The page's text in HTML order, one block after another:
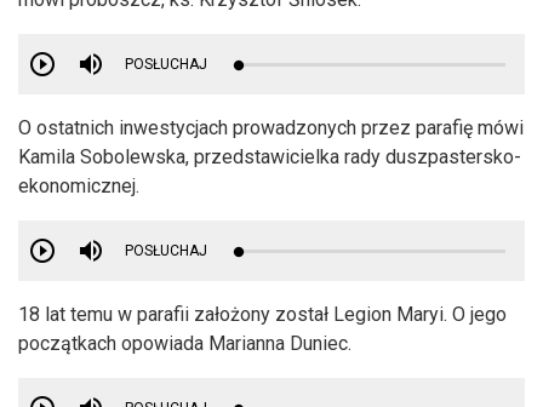
POSŁUCHAJ
O ostatnich inwestycjach prowadzonych przez parafię mówi
Kamila Sobolewska, przedstawicielka rady duszpastersko-
ekonomicznej.
POSŁUCHAJ
18 lat temu w parafii założony został Legion Maryi. O jego
początkach opowiada Marianna Duniec.